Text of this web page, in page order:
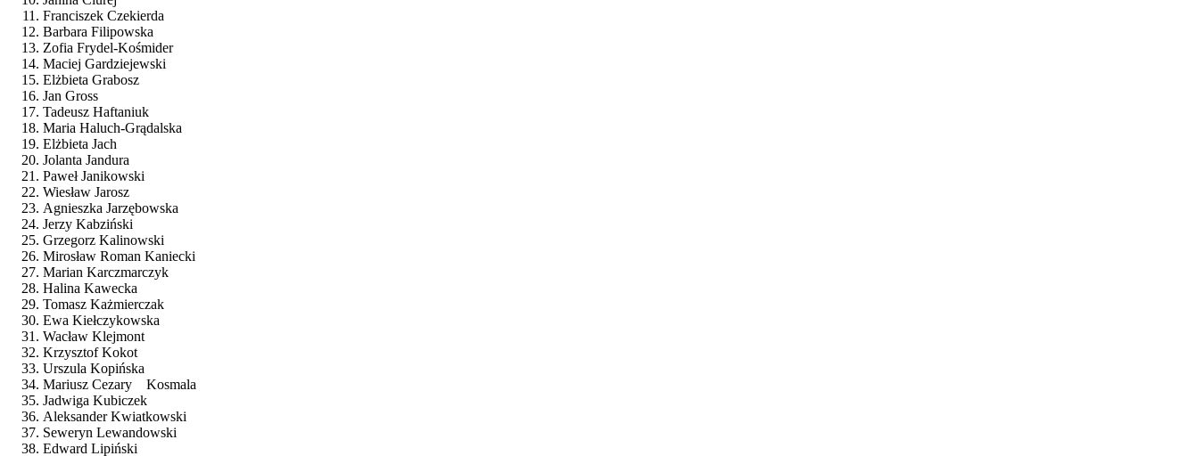
Franciszek Czekierda
Barbara Filipowska
Zofia Frydel-Kośmider
Maciej Gardziejewski
Elżbieta Grabosz
Jan Gross
Tadeusz Haftaniuk
Maria Haluch-Grądalska
Elżbieta Jach
Jolanta Jandura
Paweł Janikowski
Wiesław Jarosz
Agnieszka Jarzębowska
Jerzy Kabziński
Grzegorz Kalinowski
Mirosław Roman Kaniecki
Marian Karczmarczyk
Halina Kawecka
Tomasz Każmierczak
Ewa Kiełczykowska
Wacław Klejmont
Krzysztof Kokot
Urszula Kopińska
Mariusz Cezary Kosmala
Jadwiga Kubiczek
Aleksander Kwiatkowski
Seweryn Lewandowski
Edward Lipiński